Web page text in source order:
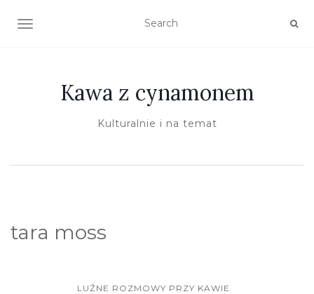
TOGGLE NAVIGATION
Kawa z cynamonem
Kulturalnie i na temat
tara moss
LUŹNE ROZMOWY PRZY KAWIE